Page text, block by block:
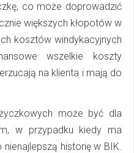
co może doprowadzić
większych kłopotów w
kosztów windykacyjnych
wszelkie koszty
na klienta i mają do
może być dla
w przypadku kiedy ma
historię w BIK.